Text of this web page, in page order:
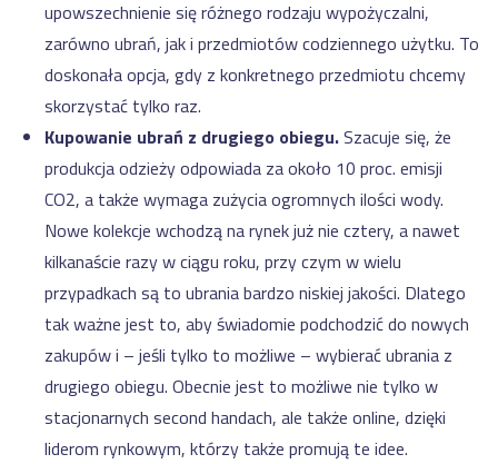
upowszechnienie się różnego rodzaju wypożyczalni,
zarówno ubrań, jak i przedmiotów codziennego użytku. To
doskonała opcja, gdy z konkretnego przedmiotu chcemy
skorzystać tylko raz.
Kupowanie ubrań z drugiego obiegu.Szacuje się, że
produkcja odzieży odpowiada za około 10 proc. emisji
CO2, a także wymaga zużycia ogromnych ilości wody.
Nowe kolekcje wchodzą na rynek już nie cztery, a nawet
kilkanaście razy w ciągu roku, przy czym w wielu
przypadkach są to ubrania bardzo niskiej jakości. Dlatego
tak ważne jest to, aby świadomie podchodzić do nowych
zakupów i – jeśli tylko to możliwe – wybierać ubrania z
drugiego obiegu. Obecnie jest to możliwe nie tylko w
stacjonarnych second handach, ale także online, dzięki
liderom rynkowym, którzy także promują te idee.